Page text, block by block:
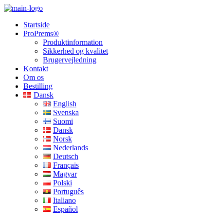
Startside
ProPrems®
Produktinformation
Sikkerhed og kvalitet
Brugervejledning
Kontakt
Om os
Bestilling
Dansk
English
Svenska
Suomi
Dansk
Norsk
Nederlands
Deutsch
Français
Magyar
Polski
Português
Italiano
Español